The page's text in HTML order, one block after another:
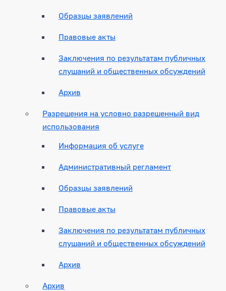
Образцы заявлений
Правовые акты
Заключения по результатам публичных
слушаний и общественных обсуждений
Архив
Разрешения на условно разрешенный вид
использования
Информация об услуге
Административный регламент
Образцы заявлений
Правовые акты
Заключения по результатам публичных
слушаний и общественных обсуждений
Архив
Архив